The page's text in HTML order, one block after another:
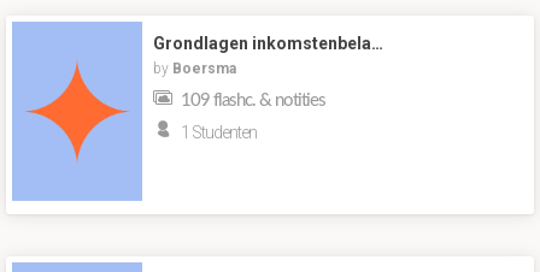
Grondlagen inkomstenbela…
by Boersma
109 flashc. & notities
1 Studenten